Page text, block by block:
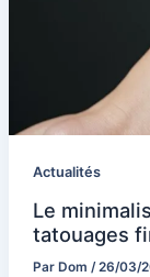
Actualités
Le
tatouages
Par Dom /26/03/